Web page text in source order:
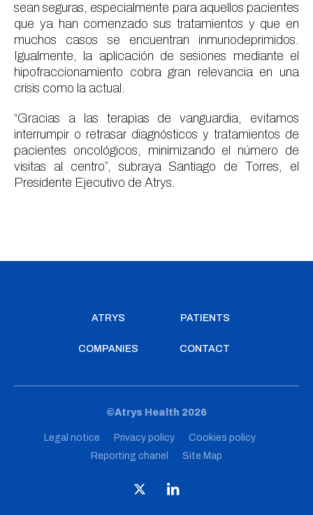
sean seguras, especialmente para aquellos pacientes
que ya han comenzado sus tratamientos y que en
muchos casos se encuentran inmunodeprimidos.
Igualmente, la aplicación de sesiones mediante el
hipofraccionamiento cobra gran relevancia en una
crisis como la actual.
“Gracias a las terapias de vanguardia, evitamos
interrumpir o retrasar diagnósticos y tratamientos de
pacientes oncológicos, minimizando el número de
visitas al centro”, subraya Santiago de Torres, el
Presidente Ejecutivo de Atrys.
ATRYS PATIENTS
COMPANIES CONTACT
©Atrys Health 2026
Legal notice Privacy policy
Cookies policy
Reporting chanel
Site Map